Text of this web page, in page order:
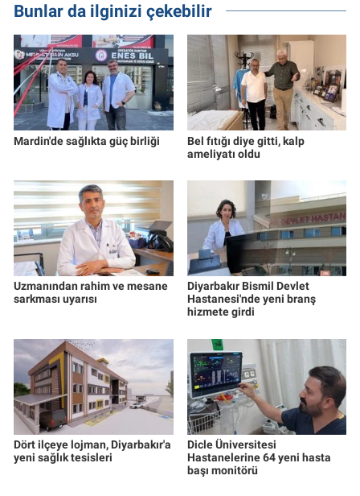
Bunlar da ilginizi çekebilir
Mardin'de sağlıkta güç birliği
Bel fıtığı diye gitti, kalp
ameliyatı oldu
Uzmanından rahim ve mesane
sarkması uyarısı
Diyarbakır Bismil Devlet
Hastanesi'nde yeni branş
hizmete girdi
Dört ilçeye lojman, Diyarbakır'a
yeni sağlık tesisleri
Dicle Üniversitesi
Hastanelerine 64 yeni hasta
başı monitörü